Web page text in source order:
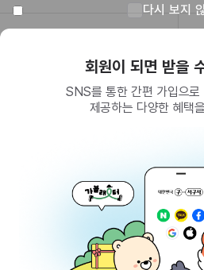
다시 보지
회원이 되면 받을
SNS를 통한 간편 가입으로
제공하는 다양한 혜택
관광정보
202-81-50707
통신판매업신고
제2009-서울중구-1234호